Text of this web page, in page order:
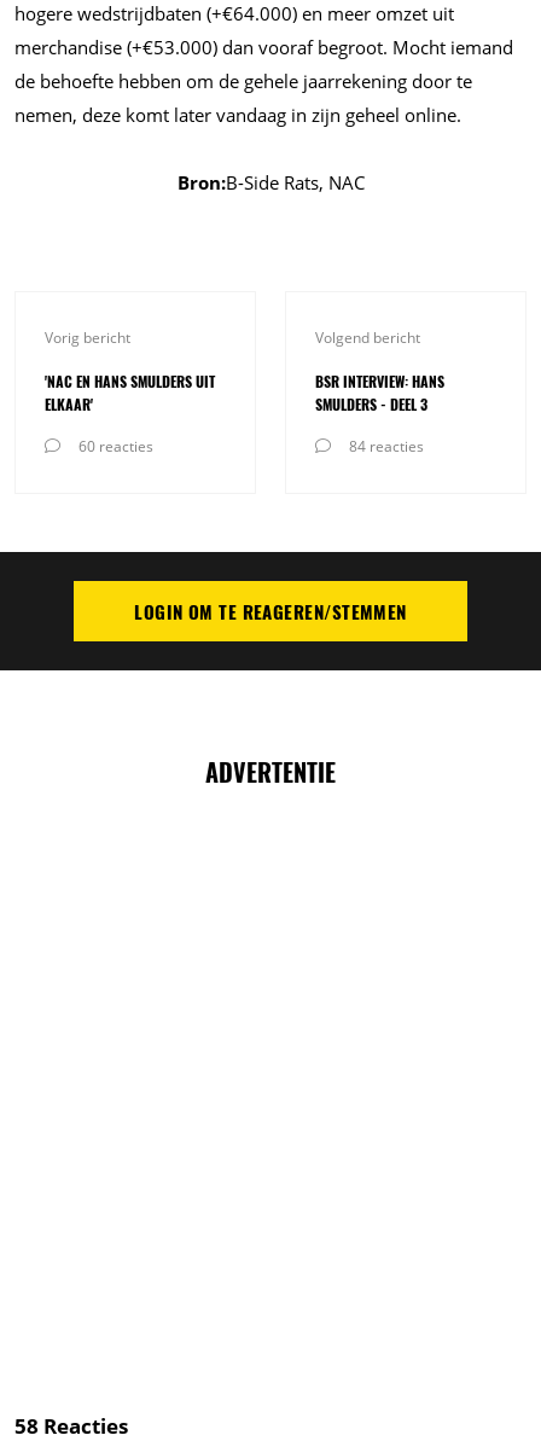
hogere wedstrijdbaten (+€64.000) en meer omzet uit
merchandise (+€53.000) dan vooraf begroot. Mocht iemand
de behoefte hebben om de gehele jaarrekening door te
nemen, deze komt later vandaag in zijn geheel online.
Bron:B-Side Rats, NAC
Vorig bericht
'NAC EN HANS SMULDERS UIT
ELKAAR'
60 reacties
Volgend bericht
BSR INTERVIEW: HANS
SMULDERS - DEEL 3
84 reacties
PLAATS REACTIELOGIN OM TE REAGEREN/STEMMEN
ADVERTENTIE
58 Reacties